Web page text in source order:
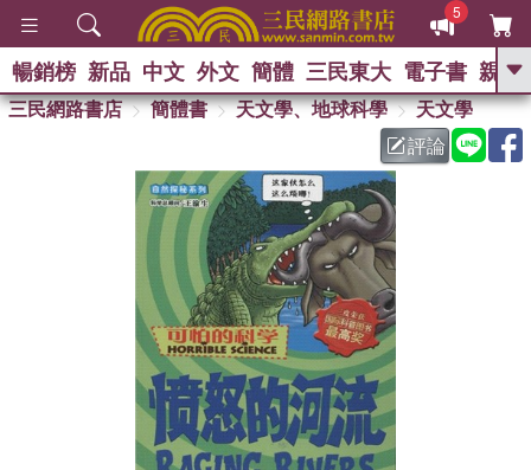
5
GO
暢銷榜 新品 中文 外文 簡體 三民東大 電子書 親子
三民網路書店 簡體書 天文學、地球科學
天文學
評論